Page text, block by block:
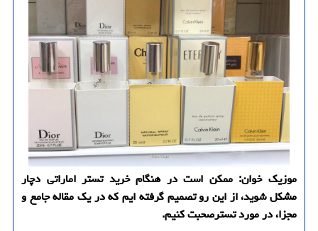
موزیك خوان: ممكن است در هنگام خرید تستر اماراتی دچار
مشكل شوید، از این رو تصمیم گرفته ایم كه در یك مقاله جامع و
مجزا، در مورد تسترصحبت كنیم.